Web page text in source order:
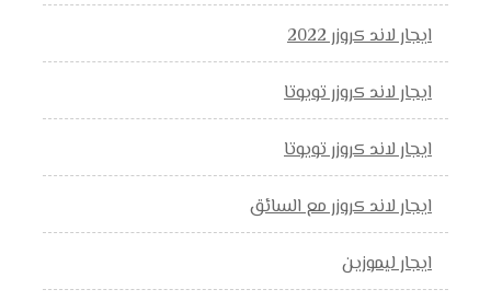
ايجار لاند كروزر 2022
ايجار لاند كروزر تويوتا
ايجار لاند كروزر تويوتا
ايجار لاند كروزر مع السائق
ايجار ليموزين